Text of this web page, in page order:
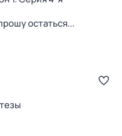
остаться...